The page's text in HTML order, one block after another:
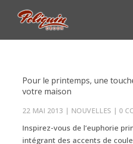
Pour le printemps, une
votre maison
22 MAI 2013 | NOUVELLES | 0
Inspirez-vous de l’euphorie
intégrant des accents de